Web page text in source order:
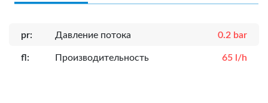
pr: Давление потока 0.2 bar
fl: Производительность 65 l/h